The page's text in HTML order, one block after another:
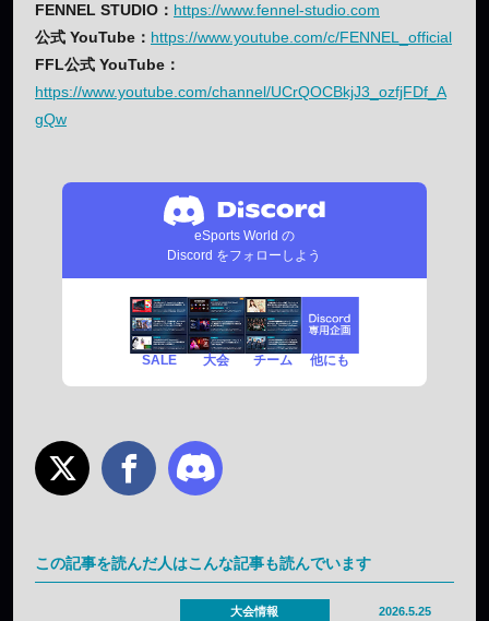
FENNEL STUDIO： https://www.fennel-studio.com
公式 YouTube： https://www.youtube.com/c/FENNEL_official
FFL公式 YouTube：
https://www.youtube.com/channel/UCrQOCBkjJ3_ozfjFDf_A
gQw
eSports World の
Discord をフォローしよう
SALE 大会 チーム 他にも
この記事を読んだ人はこんな記事も読んでいます
大会情報 2026.5.25